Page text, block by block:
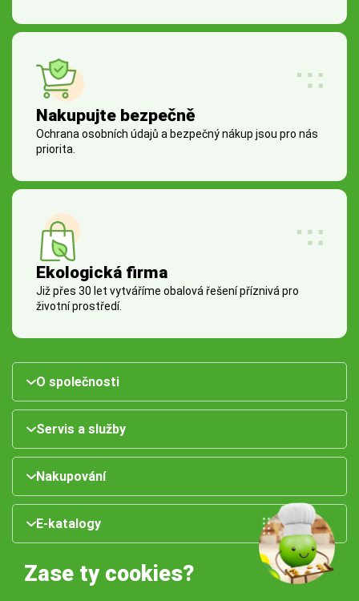
Nakupujte bezpečně
Ochrana osobních údajů a bezpečný nákup jsou pro nás
priorita.
Ekologická firma
Již přes 30 let vytváříme obalová řešení příznivá pro
životní prostředí.
O společnosti
Servis a služby
Nakupování
E-katalogy
Zase ty cookies?